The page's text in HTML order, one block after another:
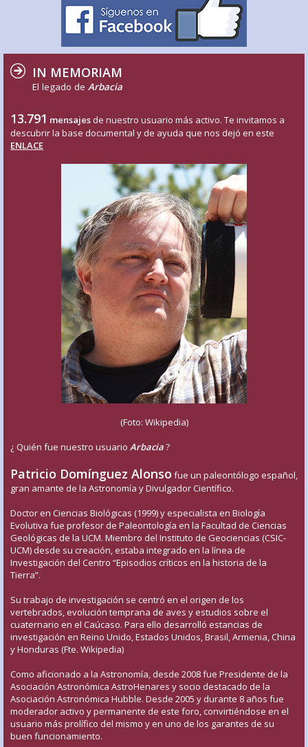
IN MEMORIAM
El legado de Arbacia
13.791 mensajes de nuestro usuario más activo. Te invitamos a
descubrir la base documental y de ayuda que nos dejó en este
ENLACE
(Foto: Wikipedia)
¿ Quién fue nuestro usuario Arbacia?
Patricio Domínguez Alonso fue un paleontólogo español,
gran amante de la Astronomía y Divulgador Científico.
Doctor en Ciencias Biológicas (1999) y especialista en Biología
Evolutiva fue profesor de Paleontología en la Facultad de Ciencias
Geológicas de la UCM. Miembro del Instituto de Geociencias (CSIC-
UCM) desde su creación, estaba integrado en la línea de
Investigación del Centro “Episodios críticos en la historia de la
Tierra”.
Su trabajo de investigación se centró en el origen de los
vertebrados, evolución temprana de aves y estudios sobre el
cuaternario en el Caúcaso. Para ello desarrolló estancias de
investigación en Reino Unido, Estados Unidos, Brasil, Armenia, China
y Honduras (Fte. Wikipedia)
Como aficionado a la Astronomía, desde 2008 fue Presidente de la
Asociación Astronómica AstroHenares y socio destacado de la
Asociación Astronómica Hubble. Desde 2005 y durante 8 años fue
moderador activo y permanente de este foro, convirtiéndose en el
usuario más prolífico del mismo y en uno de los garantes de su
buen funcionamiento.